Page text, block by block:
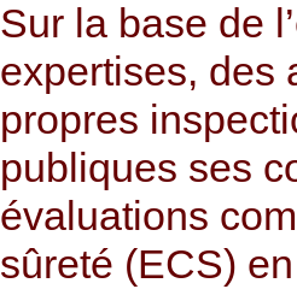
Sur la base de
expertises, des
propres
publiques ses
évaluations
sûreté (ECS)